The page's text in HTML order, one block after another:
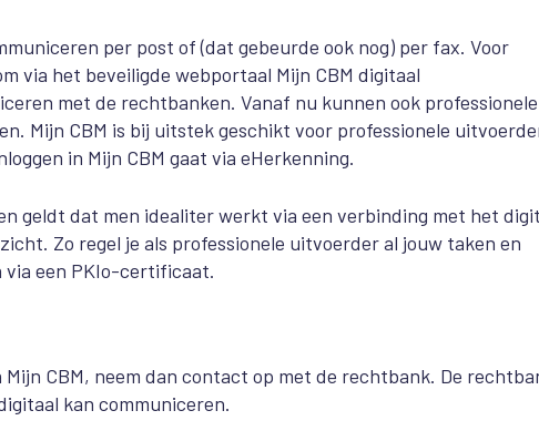
per post of (dat gebeurde ook nog) per fax. Voor
via het beveiligde webportaal Mijn CBM digitaal
met de rechtbanken. Vanaf nu kunnen ook professionele
Mijn CBM is bij uitstek geschikt voor professionele
in Mijn CBM gaat via eHerkenning.
geldt dat men idealiter werkt via een verbinding met het
Zo regel je als professionele uitvoerder al jouw taken en
een PKIo-certificaat.
CBM, neem dan contact op met de rechtbank. De
kan communiceren.